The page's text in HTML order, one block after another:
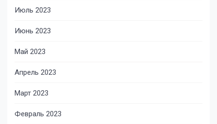
Июль 2023
Июнь 2023
Май 2023
Апрель 2023
Март 2023
Февраль 2023